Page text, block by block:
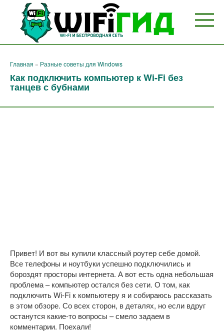
Перейти
контенту
Главная » Разные советы для Windows
Как подключить компьютер к Wi-Fi без
танцев с бубнами
Привет! И вот вы купили классный роутер себе домой.
Все телефоны и ноутбуки успешно подключились и
бороздят просторы интернета. А вот есть одна небольшая
проблема – компьютер остался без сети. О том, как
подключить Wi-Fi к компьютеру я и собираюсь рассказать
в этом обзоре. Со всех сторон, в деталях, но если вдруг
останутся какие-то вопросы – смело задаем в
комментарии. Поехали!